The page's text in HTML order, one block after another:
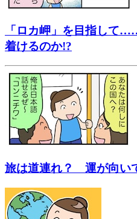
「ロカ岬」を目指して
着けるのか!?
旅は道連れ？ 運が向い